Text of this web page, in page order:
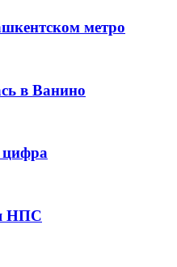
метро
в Ванино
цифра
НПС